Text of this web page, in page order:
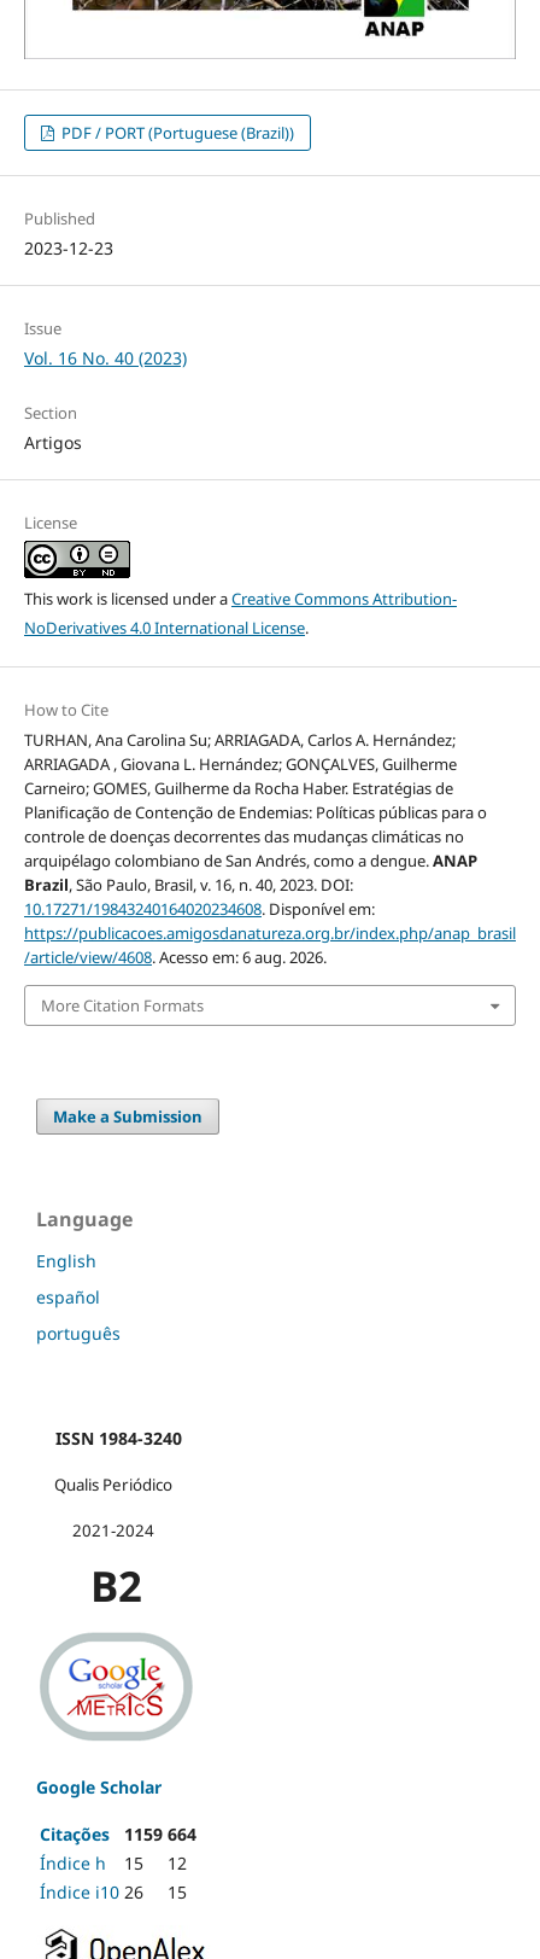
PDF / PORT (Portuguese (Brazil))
Published
2023-12-23
Issue
Vol. 16 No. 40 (2023)
Section
Artigos
License
This work is licensed under aCreative Commons Attribution-
NoDerivatives 4.0 International License.
How to Cite
TURHAN, Ana Carolina Su; ARRIAGADA, Carlos A. Hernández;
ARRIAGADA , Giovana L. Hernández; GONÇALVES, Guilherme
Carneiro; GOMES, Guilherme da Rocha Haber. Estratégias de
Planificação de Contenção de Endemias: Políticas públicas para o
controle de doenças decorrentes das mudanças climáticas no
arquipélago colombiano de San Andrés, como a dengue.ANAP
Brazil, São Paulo, Brasil, v. 16, n. 40, 2023. DOI:
10.17271/19843240164020234608. Disponível em:
https://publicacoes.amigosdanatureza.org.br/index.php/anap_brasil
/article/view/4608. Acesso em: 6 aug. 2026.
More Citation Formats
Make a Submission
Language
English
español
português
ISSN 1984-3240
Qualis Periódico
2021-2024
B2
Google Scholar
Citações 1159 664
Índice h
15
12
Índice i10 26 15